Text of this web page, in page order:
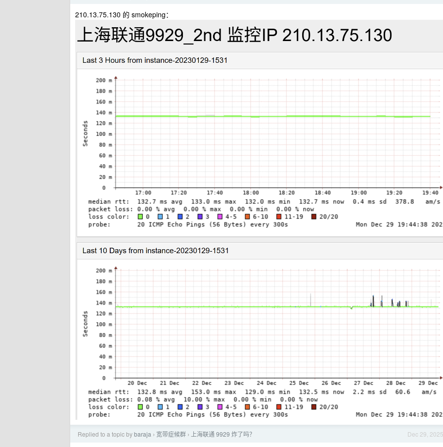
210.13.75.130 的 smokeping：
Dec 29, 2025
Replied to a topic bybaraja › 宽带症候群 › 上海联通 9929 炸了吗？